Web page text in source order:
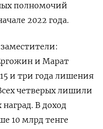
полномочий
2022 года.
и Марат
и три года лишения
четверых лишили
В доход
10 млрд тенге